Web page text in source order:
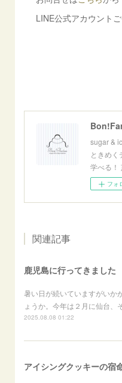
LINE公式アカウント
sugar &
ときめ
学べる！
フォ
関連記事
鹿児島に行ってきました
暑い日が続いていますがいか
ょうか。今年は２月に仙台、
2025.08.08 01:22
アイシングクッキーの宿